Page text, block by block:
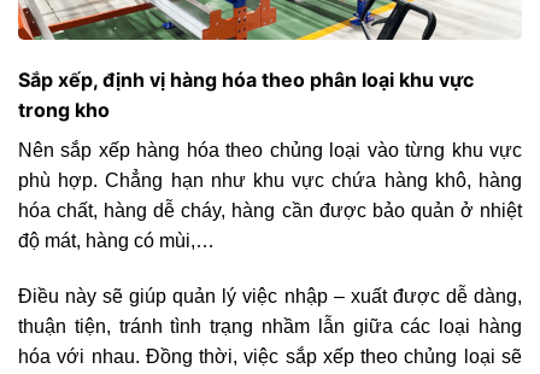
Sắp xếp, định vị hàng hóa theo phân loại khu vực
trong kho
Nên sắp xếp hàng hóa theo chủng loại vào từng khu vực
phù hợp. Chẳng hạn như khu vực chứa hàng khô, hàng
hóa chất, hàng dễ cháy, hàng cần được bảo quản ở nhiệt
độ mát, hàng có mùi,…
Điều này sẽ giúp quản lý việc nhập – xuất được dễ dàng,
thuận tiện, tránh tình trạng nhầm lẫn giữa các loại hàng
hóa với nhau. Đồng thời, việc sắp xếp theo chủng loại sẽ